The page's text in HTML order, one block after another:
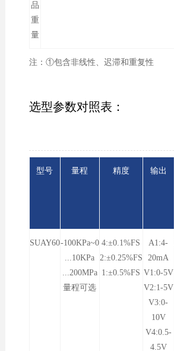
品
重
量
注：①包含非线性、迟滞和重复性
选型参数对照表：
型号 量程 精度 输出
SUAY60-100KPa~0
...10KPa
...200MPa
量程可选
4:±0.1%FS
2:±0.25%FS
1:±0.5%FS
A1:4-
20mA
V1:0-5V
V2:1-5V
V3:0-
10V
V4:0.5-
4.5V